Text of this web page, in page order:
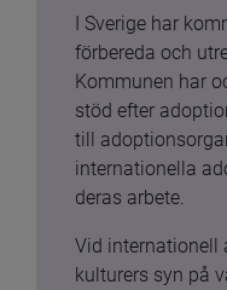
I Sverige har
förbereda och
Kommunen har
stöd efter
till
internationella
deras arbete.
Vid internationell
kulturers syn på